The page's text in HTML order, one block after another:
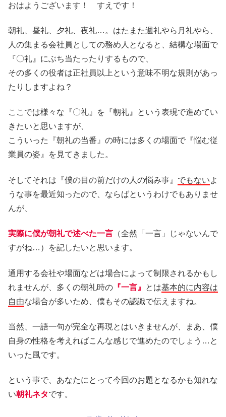
おはようございます！ すえです！
朝礼、昼礼、夕礼、夜礼…。はたまた週礼やら月礼やら、
人の集まる会社員としての務め人となると、結構な場面で
『〇礼』にぶち当たったりするもので、
その多くの役者は正社員以上という意味不明な規則があっ
たりしますよね？
ここでは様々な『〇礼』を『朝礼』という表現で進めてい
きたいと思いますが、
こういった『朝礼の当番』の時には多くの場面で『悩む従
業員の姿』を見てきました。
そしてそれは『僕の目の前だけの人の悩み事』 でもないよ
うな事を最近知ったので、ならばというわけでもありませ
んが、
実際に僕が朝礼で述べた一言 （全然「一言」じゃないんで
すがね…）を記したいと思います。
通用する会社や場面などは場合によって制限されるかもし
れませんが、多くの朝礼時の 『一言』 とは基本的に内容は
自由な場合が多いため、僕もその認識で伝えますね。
当然、一語一句が完全な再現とはいきませんが、まあ、僕
自身の性格を考えればこんな感じで進めたのでしょう…と
いった風です。
という事で、あなたにとって今回のお題となるかも知れな
い朝礼ネタです。